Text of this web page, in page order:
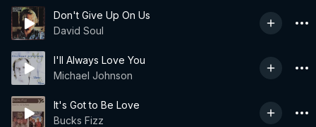
Don't Give Up On Us
David Soul
I'll Always Love You
Michael Johnson
It's Got to Be Love
Bucks Fizz